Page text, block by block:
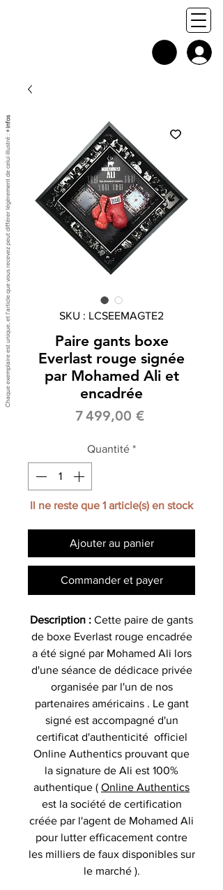
SKU : LCSEEMAGTE2
Paire gants boxe
Everlast rouge signée
par Mohamed Ali et
encadrée
7 499,00 €Prix
Quantité *
Il ne reste que 1 article(s) en stock
Ajouter au panier
Commander et payer
Description : Cette paire de gants
de boxe Everlast rouge encadrée
a été signé par Mohamed Ali lors
d'une séance de dédicace privée
organisée par l'un de nos
partenaires américains . Le gant
signé est accompagné d'un
certificat d'authenticité officiel
Online Authentics prouvant que
la signature de Ali est 100%
authentique ( Online Authentics
est la société de certification
créée par l'agent de Mohamed Ali
pour lutter efficacement contre
les milliers de faux disponibles sur
le marché ).
Chaque exemplaire est unique, et l'article que vous recevez peut différer légèrement de celui illustré :
+ infos